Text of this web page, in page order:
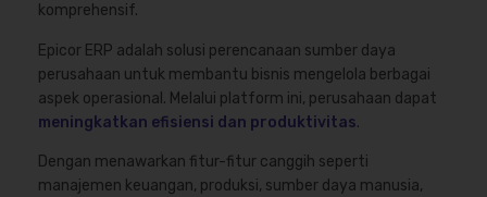
komprehensif.
Epicor ERP adalah solusi perencanaan sumber daya
perusahaan untuk membantu bisnis mengelola berbagai
aspek operasional. Melalui platform ini, perusahaan dapat
meningkatkan efisiensi dan produktivitas.
Dengan menawarkan fitur-fitur canggih seperti
manajemen keuangan, produksi, sumber daya manusia,